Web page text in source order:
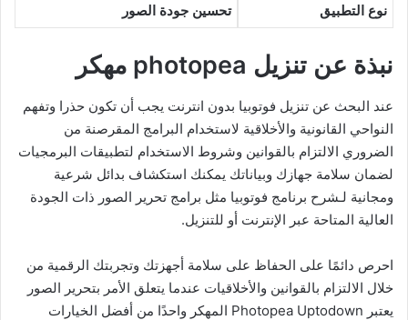
نوع التطبيق تحسين جودة الصور
نبذة عن تنزيل photopea مهكر
عند البحث عن تنزيل فوتوبيا بدون انترنت يجب أن تكون حذرا وتفهم
النواحي القانونية والأخلاقية لاستخدام البرامج المقرصنة من
الضروري الالتزام بالقوانين وشروط الاستخدام لتطبيقات البرمجيات
لضمان سلامة جهازك وبياناتك يمكنك استكشاف بدائل شرعية
ومجانية لـشرح برنامج فوتوبيا مثل برامج تحرير الصور ذات الجودة
العالية المتاحة عبر الإنترنت أو للتنزيل.
احرص دائمًا على الحفاظ على سلامة أجهزتك وتجربتك الرقمية من
خلال الالتزام بالقوانين والأخلاقيات عندما يتعلق الأمر بتحرير الصور
يعتبر Photopea Uptodown المهكر واحدًا من أفضل الخيارات